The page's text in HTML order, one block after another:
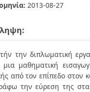
2013-08-27
την διπλωματική
μαθηματική
από τον επίπεδο στον
την εύρεση της